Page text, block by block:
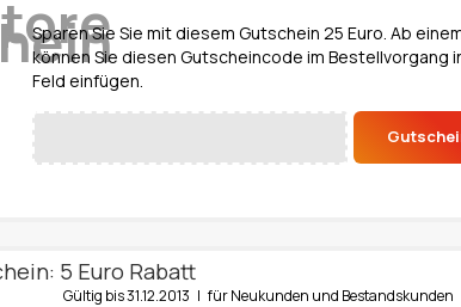
Sparen Sie Sie mit diesem Gutschein 25 Euro. Ab
können Sie diesen Gutscheincode im Bestellvorgang
Feld einfügen.
5 Euro Rabatt
Gültig bis 31.12.2013 | für Neukunden und